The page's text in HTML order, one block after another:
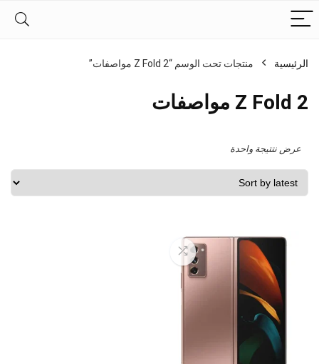
الرئيسية منتجات تحت الوسم “Z Fold 2 مواصفات”
Z Fold 2 مواصفات
عرض نتتيجة واحدة